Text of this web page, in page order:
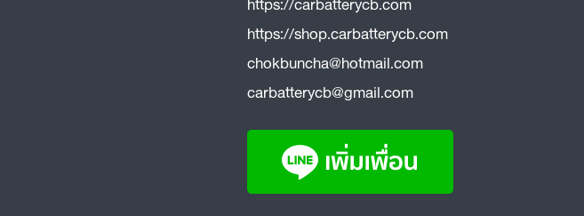
https://shop.carbatterycb.com
chokbuncha@hotmail.com
carbatterycb@gmail.com